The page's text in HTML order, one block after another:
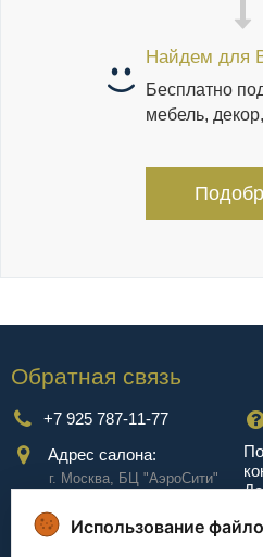
Найдем для
Бесплатно
мебель,
Обратная связь
+7 925 787-11-77
Адрес салона:
г. Москва, БЦ "АэроCити"
Куркинское ш., стр.2, 17
этаж
Использование